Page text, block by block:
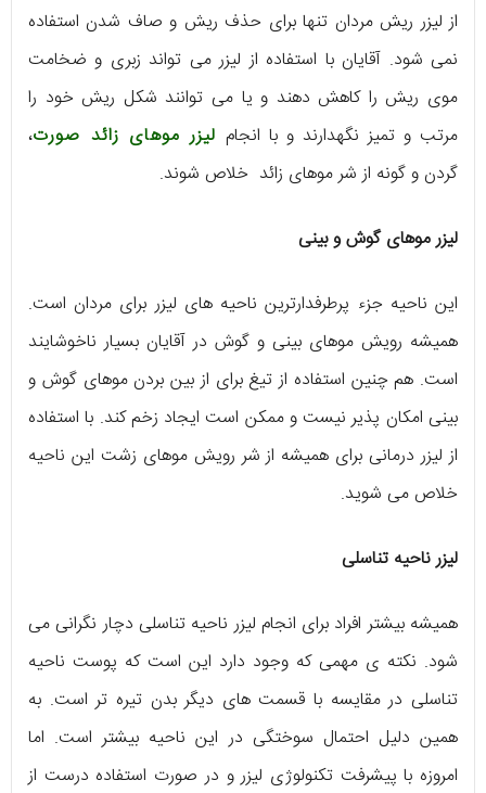
از لیزر ریش مردان تنها برای حذف ریش و صاف شدن استفاده
نمی شود. آقایان با استفاده از لیزر می تواند زبری و ضخامت
موی ریش را کاهش دهند و یا می توانند شکل ریش خود را
مرتب و تمیز نگهدارند و با انجام لیزر موهای زائد صورت،
گردن و گونه از شر موهای زائد خلاص شوند.
لیزر موهای گوش و بینی
این ناحیه جزء پرطرفدارترین ناحیه های لیزر برای مردان است.
همیشه رویش موهای بینی و گوش در آقایان بسیار ناخوشایند
است. هم چنین استفاده از تیغ برای از بین بردن موهای گوش و
بینی امکان پذیر نیست و ممکن است ایجاد زخم کند. با استفاده
از لیزر درمانی برای همیشه از شر رویش موهای زشت این ناحیه
خلاص می شوید.
لیزر ناحیه تناسلی
همیشه بیشتر افراد برای انجام لیزر ناحیه تناسلی دچار نگرانی می
شود. نکته ی مهمی که وجود دارد این است که پوست ناحیه
تناسلی در مقایسه با قسمت های دیگر بدن تیره تر است. به
همین دلیل احتمال سوختگی در این ناحیه بیشتر است. اما
امروزه با پیشرفت تکنولوژی لیزر و در صورت استفاده درست از